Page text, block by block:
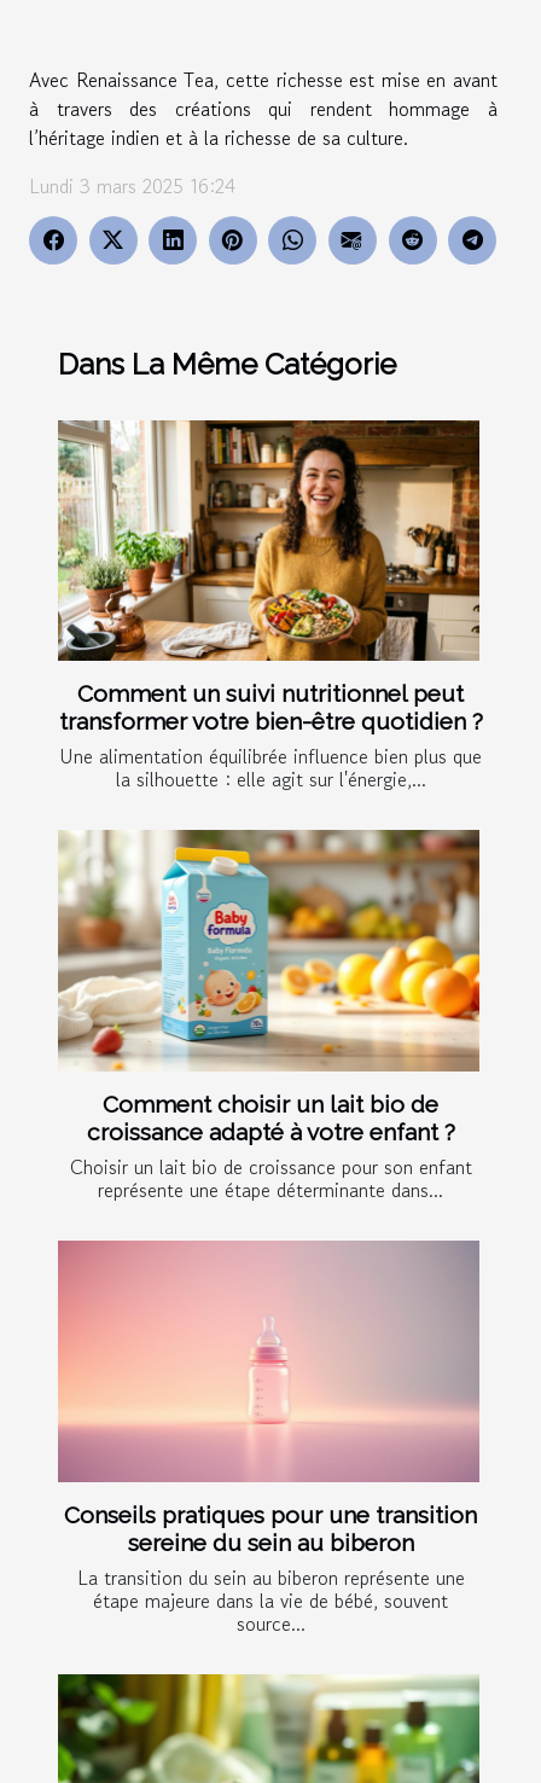
Avec Renaissance Tea, cette richesse est mise en avant
à travers des créations qui rendent hommage à
l’héritage indien et à la richesse de sa culture.
Lundi 3 mars 2025 16:24
Dans La Même Catégorie
Comment un suivi nutritionnel peut
transformer votre bien-être quotidien ?
Une alimentation équilibrée influence bien plus que
la silhouette : elle agit sur l'énergie,...
Comment choisir un lait bio de
croissance adapté à votre enfant ?
Choisir un lait bio de croissance pour son enfant
représente une étape déterminante dans...
Conseils pratiques pour une transition
sereine du sein au biberon
La transition du sein au biberon représente une
étape majeure dans la vie de bébé, souvent
source...